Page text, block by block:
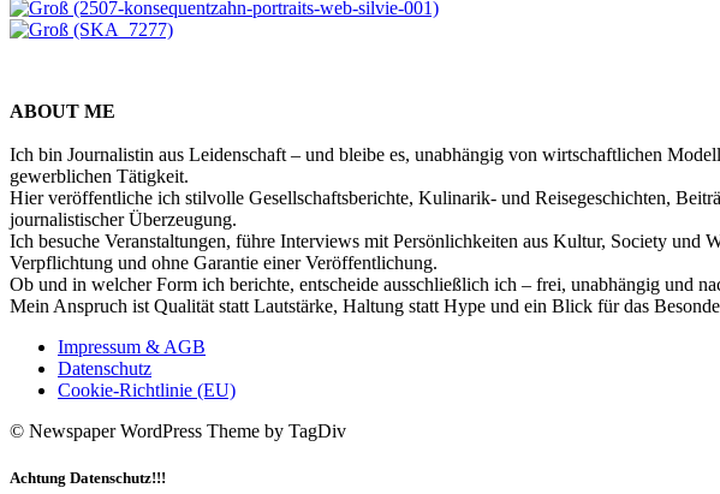
ABOUT ME
Ich bin Journalistin aus Leidenschaft – und bleibe es, unabhängig von wirtschaftlichen
gewerblichen Tätigkeit.
Hier veröffentliche ich stilvolle Gesellschaftsberichte, Kulinarik- und Reisegeschichten,
journalistischer Überzeugung.
Ich besuche Veranstaltungen, führe Interviews mit Persönlichkeiten aus Kultur, Society und
Verpflichtung und ohne Garantie einer Veröffentlichung.
Ob und in welcher Form ich berichte, entscheide ausschließlich ich – frei, unabhängig und
Mein Anspruch ist Qualität statt Lautstärke, Haltung statt Hype und ein Blick für das
Impressum & AGB
Datenschutz
Cookie-Richtlinie (EU)
© Newspaper WordPress Theme by TagDiv
Achtung Datenschutz!!!